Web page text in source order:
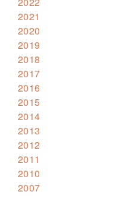
2021
2020
2019
2018
2017
2016
2015
2014
2013
2012
2011
2010
2007